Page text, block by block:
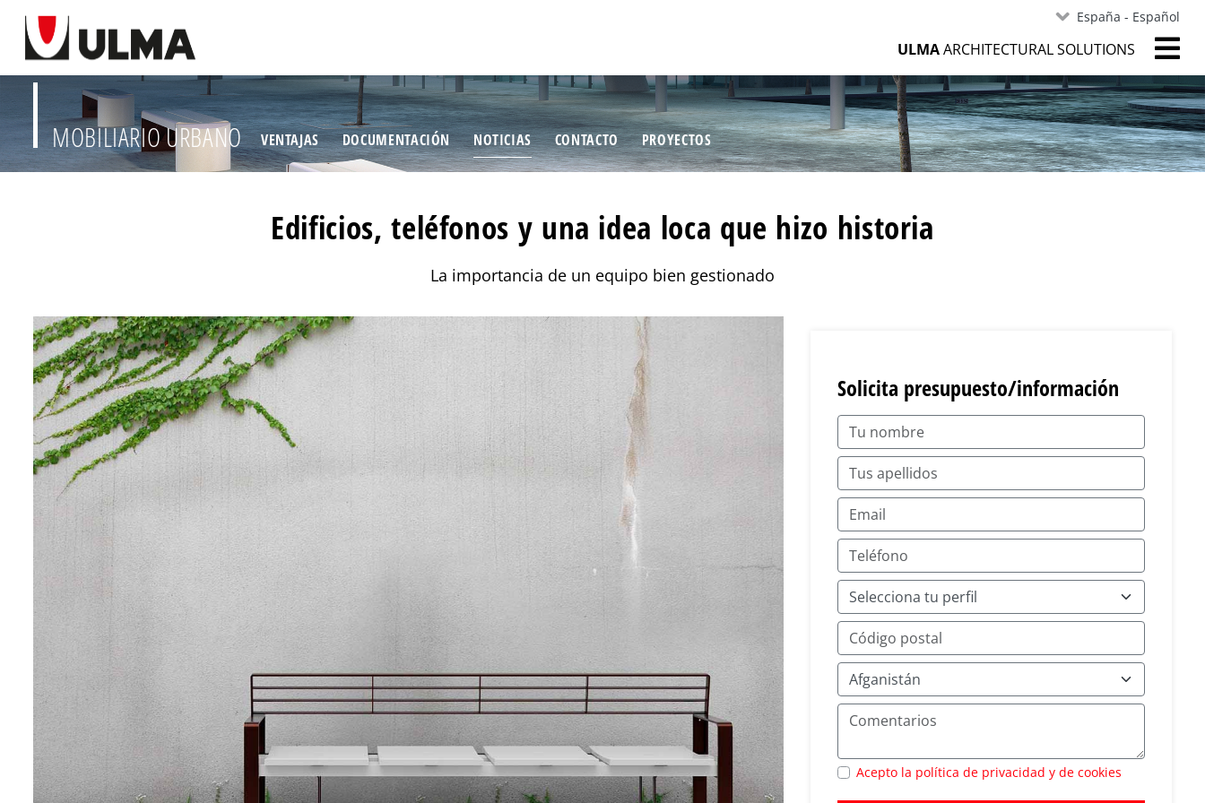
España - Español
ULMAARCHITECTURAL SOLUTIONS
MOBILIARIO URBANO VENTAJAS DOCUMENTACIÓN NOTICIAS CONTACTO PROYECTOS
Edificios, teléfonos y una idea loca que hizo historia
La importancia de un equipo bien gestionado
Solicita presupuesto/información
Acepto la política de privacidad y de cookies